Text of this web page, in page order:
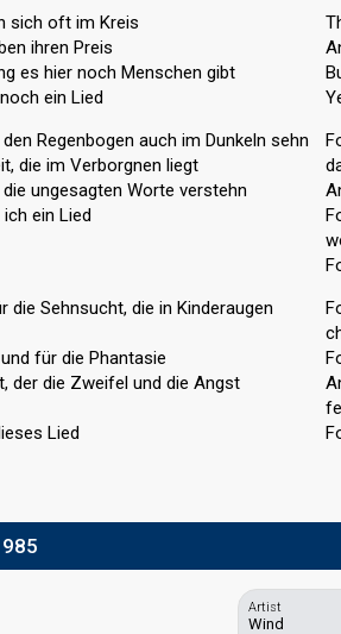
sich oft im Kreis
ihren Preis
es hier noch Menschen gibt
ein Lied
Regenbogen auch im Dunkeln sehn
die im Verborgnen liegt
die ungesagten Worte verstehn
ein Lied
die Sehnsucht, die in Kinderaugen
für die Phantasie
der die Zweifel und die Angst
Lied
Artist
Wind